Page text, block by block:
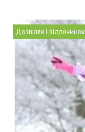
Дозвілля і відпочинок